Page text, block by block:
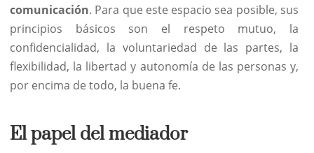
comunicación. Para que este espacio sea posible, sus
principios básicos son el respeto mutuo, la
confidencialidad, la voluntariedad de las partes, la
flexibilidad, la libertad y autonomía de las personas y,
por encima de todo, la buena fe.
El papel del mediador